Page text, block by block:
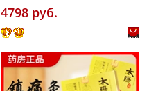
4798 pуб.